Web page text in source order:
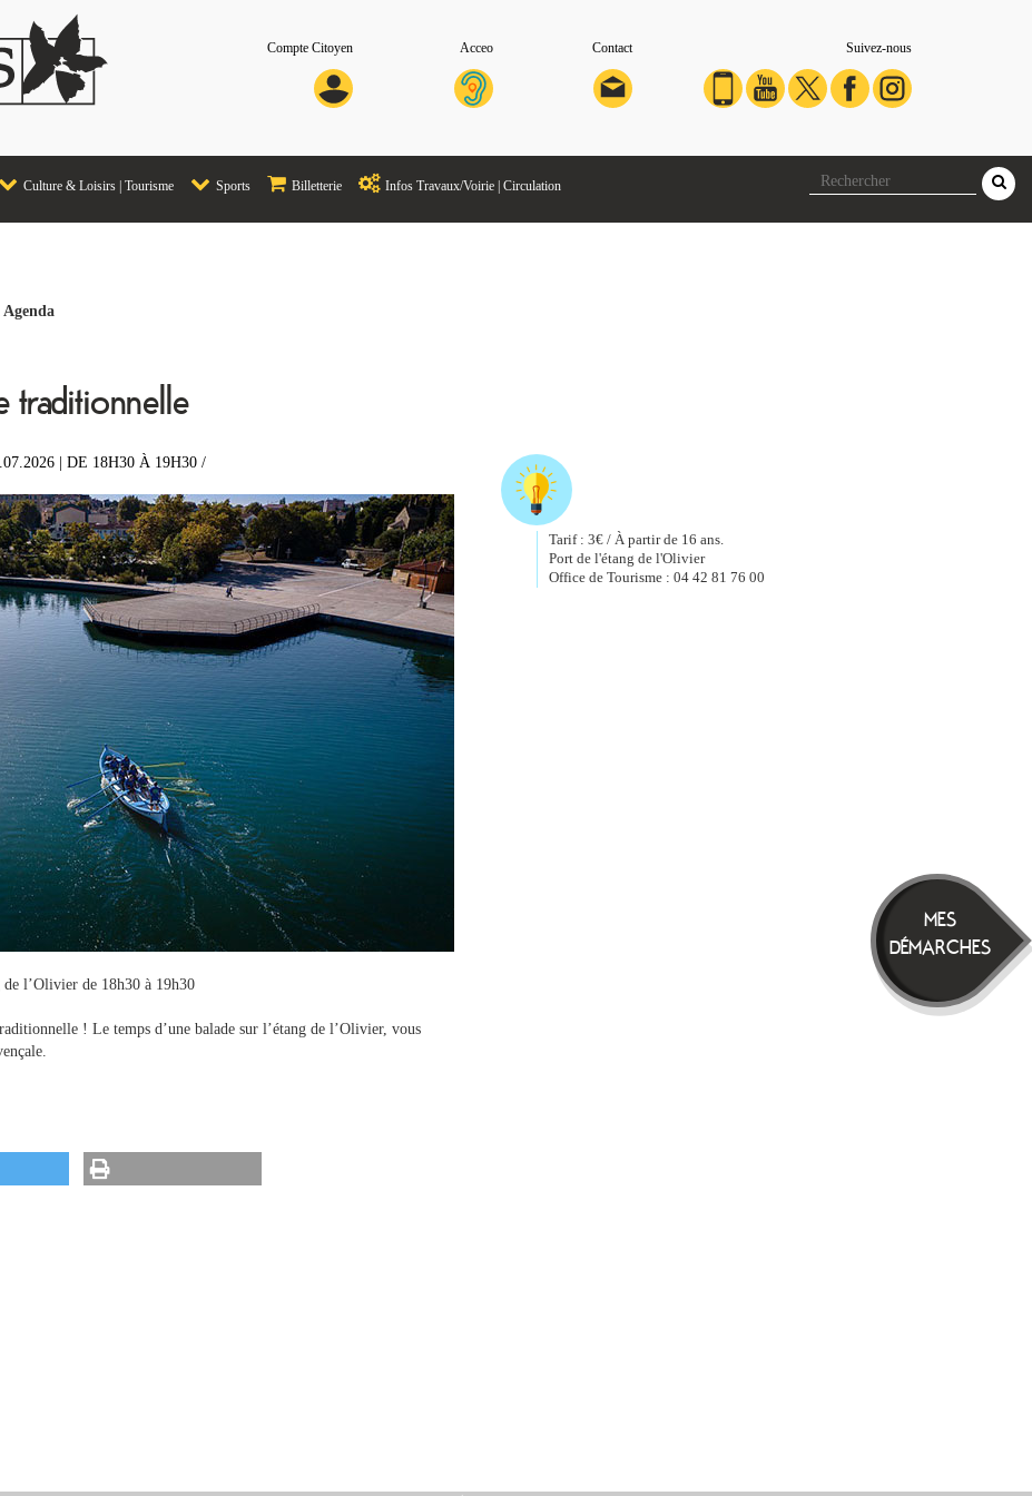
Compte Citoyen Acceo Contact Suivez-nous
Culture & Loisirs | Tourisme Sports Billetterie Infos Travaux/Voirie | Circulation
MES
DÉMARCHES
traditionnelle
| DE 18H30 À 19H30 /
l’Olivier de 18h30 à 19h30
! Le temps d’une balade sur l’étang de l’Olivier, vous
Tarif : 3€ / À partir de 16 ans.
Port de l'étang de l'Olivier
Office de Tourisme : 04 42 81 76 00